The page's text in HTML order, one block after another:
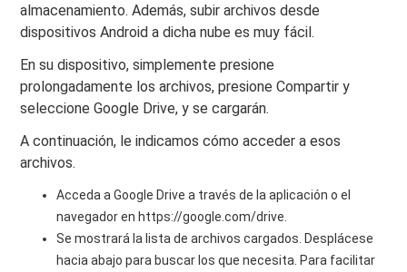
almacenamiento. Además, subir archivos desde
dispositivos Android a dicha nube es muy fácil.
En su dispositivo, simplemente presione
prolongadamente los archivos, presione Compartir y
seleccione Google Drive, y se cargarán.
A continuación, le indicamos cómo acceder a esos
archivos.
Acceda a Google Drive a través de la aplicación o el
navegador en https://google.com/drive.
Se mostrará la lista de archivos cargados. Desplácese
hacia abajo para buscar los que necesita. Para facilitar